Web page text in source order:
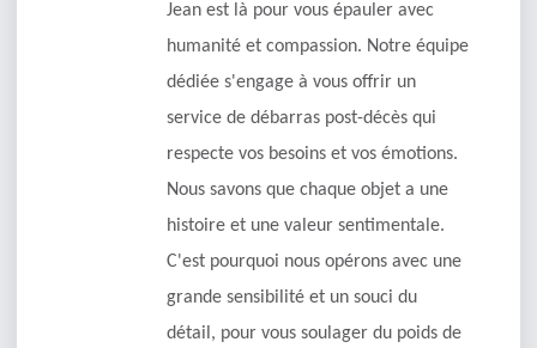
Jean est là pour vous épauler avec
humanité et compassion. Notre équipe
dédiée s'engage à vous offrir un
service de débarras post-décès qui
respecte vos besoins et vos émotions.
Nous savons que chaque objet a une
histoire et une valeur sentimentale.
C'est pourquoi nous opérons avec une
grande sensibilité et un souci du
détail, pour vous soulager du poids de